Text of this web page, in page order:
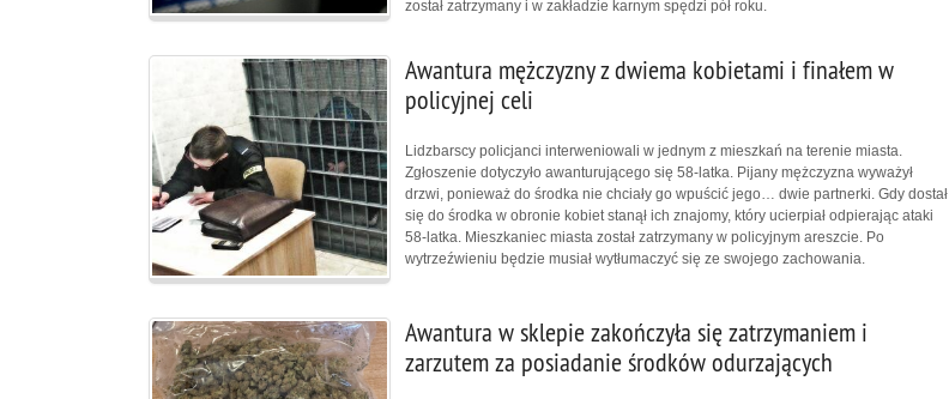
został zatrzymany i w zakładzie karnym spędzi pół roku.
Awantura mężczyzny z dwiema kobietami i finałem w
policyjnej celi
Lidzbarscy policjanci interweniowali w jednym z mieszkań na terenie miasta.
Zgłoszenie dotyczyło awanturującego się 58-latka. Pijany mężczyzna wyważył
drzwi, ponieważ do środka nie chciały go wpuścić jego… dwie partnerki. Gdy dostał
się do środka w obronie kobiet stanął ich znajomy, który ucierpiał odpierając ataki
58-latka. Mieszkaniec miasta został zatrzymany w policyjnym areszcie. Po
wytrzeźwieniu będzie musiał wytłumaczyć się ze swojego zachowania.
Awantura w sklepie zakończyła się zatrzymaniem i
zarzutem za posiadanie środków odurzających